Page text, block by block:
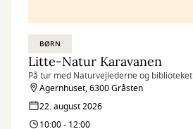
BØRN
Litte-Natur Karavanen
På tur med Naturvejlederne og biblioteket
Agernhuset, 6300 Gråsten
22. august 2026
10:00 - 12:00